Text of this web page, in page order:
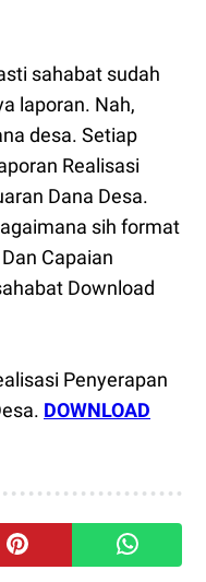
sahabat sudah
laporan. Nah,
desa. Setiap
Realisasi
Dana Desa.
sih format
Capaian
Download
Penyerapan
DOWNLOAD